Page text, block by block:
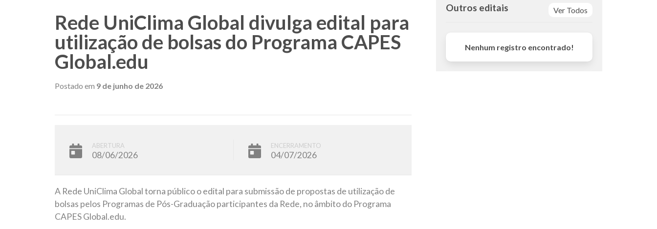
Rede UniClima Global divulga edital para
utilização de bolsas do Programa CAPES
Global.edu
Postado em 9 de junho de 2026
ABERTURA
08/06/2026
ENCERRAMENTO
04/07/2026
A Rede UniClima Global torna público o edital para submissão de propostas de utilização de
bolsas pelos Programas de Pós-Graduação participantes da Rede, no âmbito do Programa
CAPES Global.edu.
Ver Todos
Outros editais
Nenhum registro encontrado!